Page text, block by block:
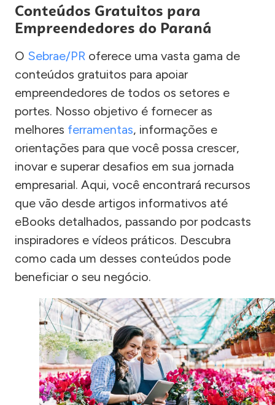
Conteúdos Gratuitos para
Empreendedores do Paraná
O Sebrae/PR oferece uma vasta gama de
conteúdos gratuitos para apoiar
empreendedores de todos os setores e
portes. Nosso objetivo é fornecer as
melhores ferramentas, informações e
orientações para que você possa crescer,
inovar e superar desafios em sua jornada
empresarial. Aqui, você encontrará recursos
que vão desde artigos informativos até
eBooks detalhados, passando por podcasts
inspiradores e vídeos práticos. Descubra
como cada um desses conteúdos pode
beneficiar o seu negócio.